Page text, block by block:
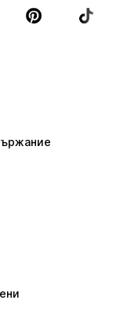
и Трикотаж